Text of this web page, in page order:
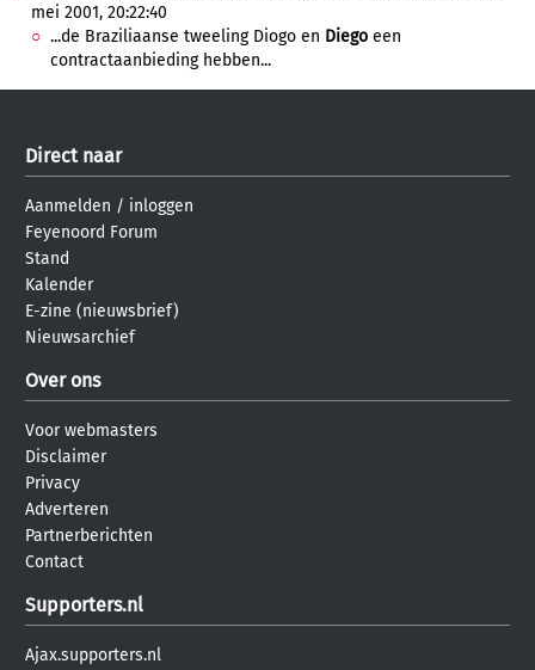
mei 2001, 20:22:40
...de Braziliaanse tweeling Diogo en Diego een
contractaanbieding hebben...
Direct naar
Aanmelden / inloggen
Feyenoord Forum
Stand
Kalender
E-zine (nieuwsbrief)
Nieuwsarchief
Over ons
Voor webmasters
Disclaimer
Privacy
Adverteren
Partnerberichten
Contact
Supporters.nl
Ajax.supporters.nl